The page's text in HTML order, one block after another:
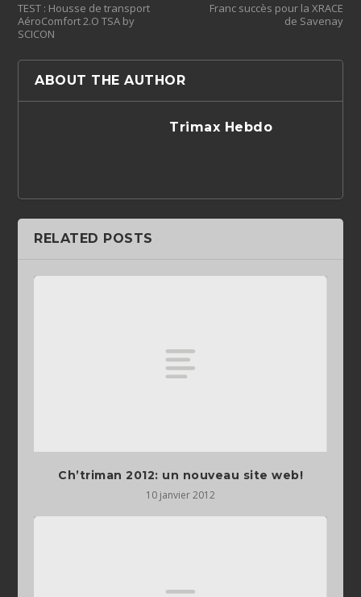
TEST : Housse de transport
AéroComfort 2.O TSA by
SCICON
Franc succès pour la XRACE
de Savenay
ABOUT THE AUTHOR
Trimax Hebdo
RELATED POSTS
Ch’triman 2012: un nouveau site web!
10 janvier 2012